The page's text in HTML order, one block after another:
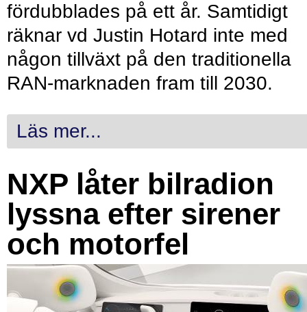
fördubblades på ett år. Samtidigt
räknar vd Justin Hotard inte med
någon tillväxt på den traditionella
RAN-marknaden fram till 2030.
Läs mer...
NXP låter bilradion
lyssna efter sirener
och motorfel